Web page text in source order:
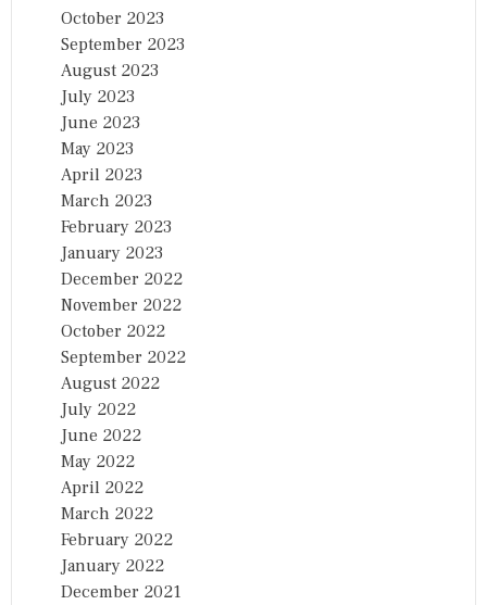
October 2023
September 2023
August 2023
July 2023
June 2023
May 2023
April 2023
March 2023
February 2023
January 2023
December 2022
November 2022
October 2022
September 2022
August 2022
July 2022
June 2022
May 2022
April 2022
March 2022
February 2022
January 2022
December 2021